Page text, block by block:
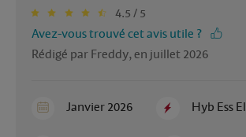
4.5 / 5
Avez-vous trouvé cet avis utile ?
Rédigé par Freddy, en juillet 2026
Janvier 2026 Hyb Ess